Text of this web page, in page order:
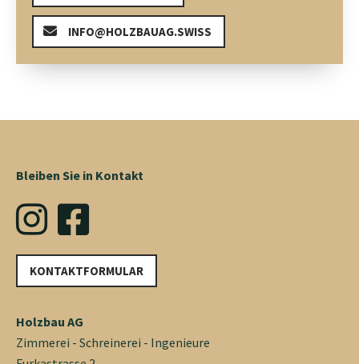
INFO@HOLZBAUAG.SWISS
Bleiben Sie in Kontakt
KONTAKTFORMULAR
Holzbau AG
Zimmerei - Schreinerei - Ingenieure